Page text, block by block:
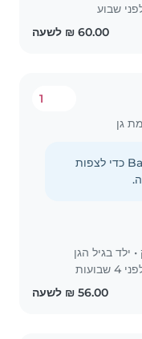
שבוע
גן
1
הצטרפו ל-Babysits כדי לצפות
• ילד בגיל הגן